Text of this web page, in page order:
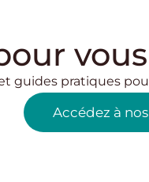
guides pratiques
Accédez à